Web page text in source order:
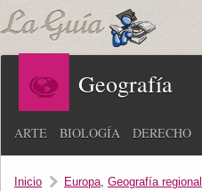
Geografía
ARTE BIOLOGÍA DERECHO
Inicio Europa, Geografía regional